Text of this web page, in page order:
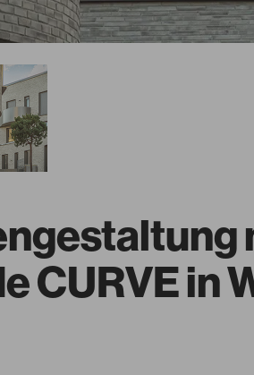
CURVE in